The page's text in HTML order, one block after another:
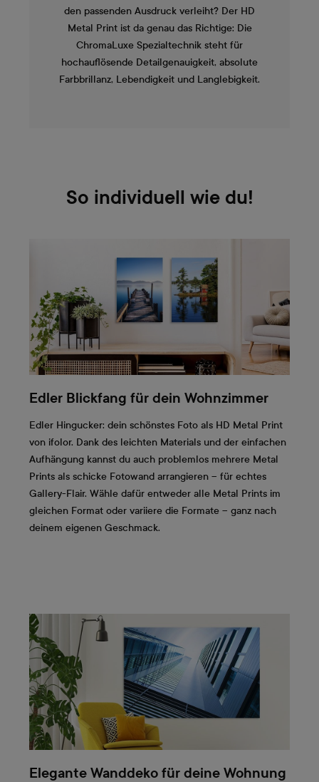
den passenden Ausdruck verleiht? Der HD
Metal Print ist da genau das Richtige: Die
ChromaLuxe Spezialtechnik steht für
hochauflösende Detailgenauigkeit, absolute
Farbbrillanz, Lebendigkeit und Langlebigkeit.
So individuell wie du!
Edler Blickfang für dein Wohnzimmer
Edler Hingucker: dein schönstes Foto als HD Metal Print
von ifolor. Dank des leichten Materials und der einfachen
Aufhängung kannst du auch problemlos mehrere Metal
Prints als schicke Fotowand arrangieren – für echtes
Gallery-Flair. Wähle dafür entweder alle Metal Prints im
gleichen Format oder variiere die Formate – ganz nach
deinem eigenen Geschmack.
Elegante Wanddeko für deine Wohnung